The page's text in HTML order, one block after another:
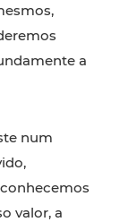
a
num
valor, a